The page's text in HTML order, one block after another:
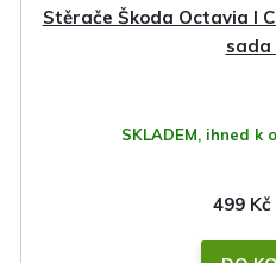
Stěrače Škoda Octavia I
sada
SKLADEM, ihned k
499 Kč